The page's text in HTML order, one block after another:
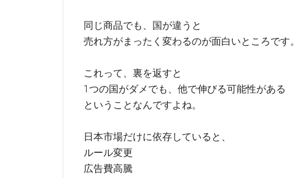
同じ商品でも、国が違うと
売れ方がまったく変わるのが面白いところです。
これって、裏を返すと
1つの国がダメでも、他で伸びる可能性がある
ということなんですよね。
日本市場だけに依存していると、
ルール変更
広告費高騰